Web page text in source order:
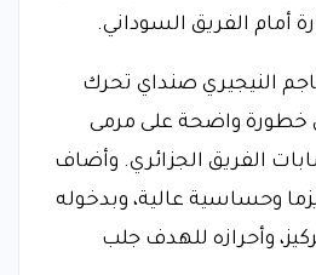
أمام الفريق السوداني.
النيجيري صنداي تحرك
خطورة واضحة على مرمى
الفريق الجزائري. وأضاف
وحساسية عالية، وبدخوله
وأحرازه للهدف جلب